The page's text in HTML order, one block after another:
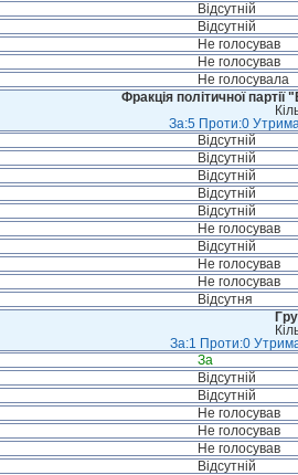
Відсутній
Відсутній
Не голосував
Не голосував
Не голосувала
Фракція політичної
За:5 Проти:0
Відсутній
Відсутній
Відсутній
Відсутній
Відсутній
Не голосував
Відсутній
Не голосував
Не голосував
Відсутня
За:1 Проти:0
За
Відсутній
Відсутній
Не голосував
Не голосував
Не голосував
Відсутній